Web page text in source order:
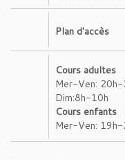
Plan d'accès
Cours adultes
Mer-Ven: 20h-
Dim:8h-10h
Cours enfants
Mer-Ven: 19h-